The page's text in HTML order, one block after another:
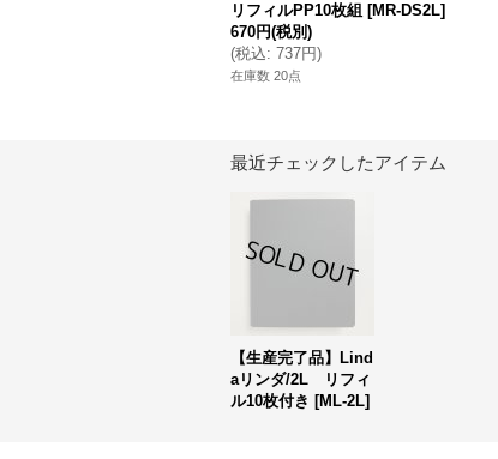
リフィルPP10枚組 [MR-DS2L]
670円(税別)
(税込: 737円)
在庫数 20点
最近チェックしたアイテム
【生産完了品】Lind
aリンダ/2L リフィ
ル10枚付き [ML-2L]